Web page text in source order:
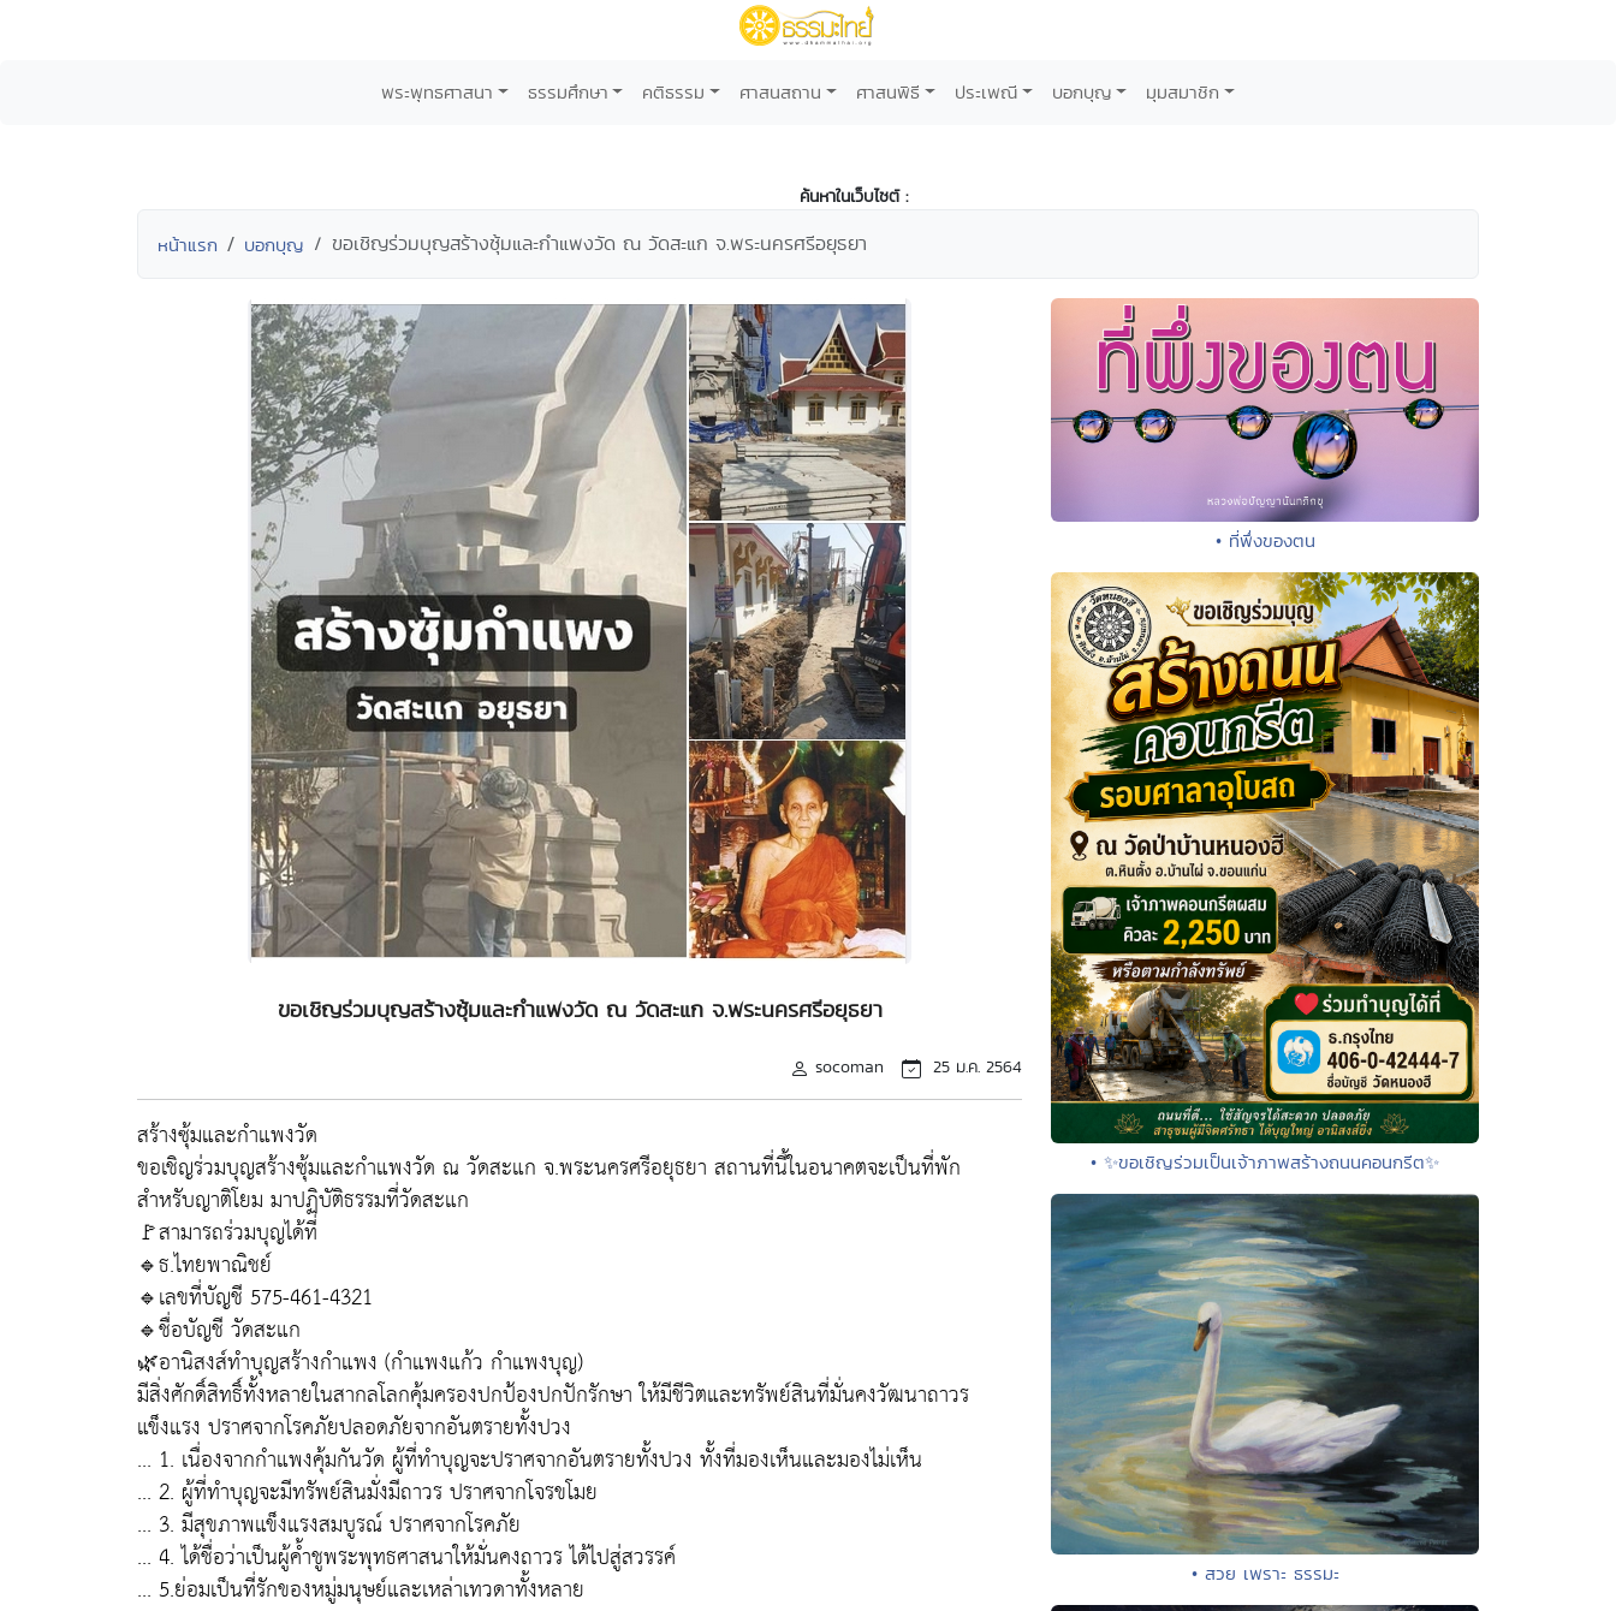
พระพุทธศาสนา ธรรมศึกษา คติธรรม ศาสนสถาน ศาสนพิธี ประเพณี บอกบุญ มุมสมาชิก
ค้นหาในเว็บไซต์ :
หน้าแรก บอกบุญ ขอเชิญร่วมบุญสร้างซุ้มและกำแพงวัด ณ วัดสะแก จ.พระนครศรีอยุธยา
ขอเชิญร่วมบุญสร้างซุ้มและกำแพงวัด ณ วัดสะแก จ.พระนครศรีอยุธยา
socoman 25 ม.ค. 2564
สร้างซุ้มและกำแพงวัด
ขอเชิญร่วมบุญสร้างซุ้มและกำแพงวัด ณ วัดสะแก จ.พระนครศรีอยุธยา สถานที่นี้ในอนาคตจะเป็นที่พัก
สำหรับญาติโยม มาปฏิบัติธรรมที่วัดสะแก
🚩สามารถร่วมบุญได้ที่
🔹ธ.ไทยพาณิชย์
🔹เลขที่บัญชี 575-461-4321
🔹ชื่อบัญชี วัดสะแก
🌿อานิสงส์ทำบุญสร้างกำแพง (กำแพงแก้ว กำแพงบุญ)
มีสิ่งศักดิ์สิทธิ์ทั้งหลายในสากลโลกคุ้มครองปกป้องปกปักรักษา ให้มีชีวิตและทรัพย์สินที่มั่นคงวัฒนาถาวร
แข็งแรง ปราศจากโรคภัยปลอดภัยจากอันตรายทั้งปวง
... 1. เนื่องจากกำแพงคุ้มกันวัด ผู้ที่ทำบุญจะปราศจากอันตรายทั้งปวง ทั้งที่มองเห็นและมองไม่เห็น
... 2. ผู้ที่ทำบุญจะมีทรัพย์สินมั่งมีถาวร ปราศจากโจรขโมย
... 3. มีสุขภาพแข็งแรงสมบูรณ์ ปราศจากโรคภัย
... 4. ได้ชื่อว่าเป็นผู้ค้ำชูพระพุทธศาสนาให้มั่นคงถาวร ได้ไปสู่สวรรค์
... 5.ย่อมเป็นที่รักของหมู่มนุษย์และเหล่าเทวดาทั้งหลาย
• ที่พึ่งของตน
• ✨ขอเชิญร่วมเป็นเจ้าภาพสร้างถนนคอนกรีต✨
• สวย เพราะ ธรรมะ